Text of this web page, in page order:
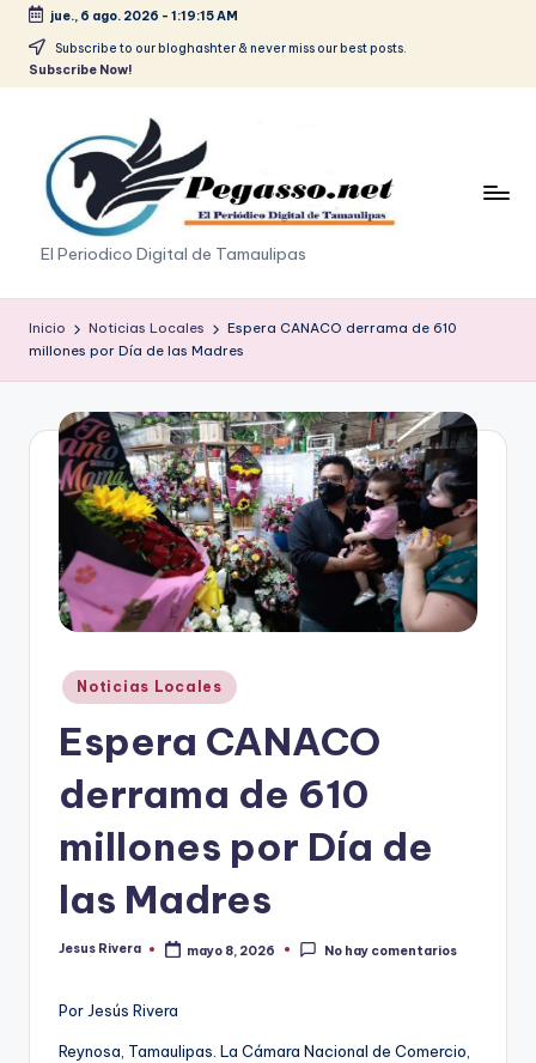
Saltar
jue., 6 ago. 2026 - 1:19:15 AM
Subscribe to our bloghashter & never miss our best posts.
Subscribe Now!
p
e
g
a
o
El Periodico Digital de Tamaulipas
Inicio Noticias Locales
Espera CANACO derrama de 610
millones por Día de las Madres
Publicado
en
Noticias Locales
Espera CANACO
derrama de 610
millones por Día de
las Madres
Publicado
Jesus Rivera mayo 8, 2026 No hay comentarios
Por Jesús Rivera
Reynosa, Tamaulipas. La Cámara Nacional de Comercio,